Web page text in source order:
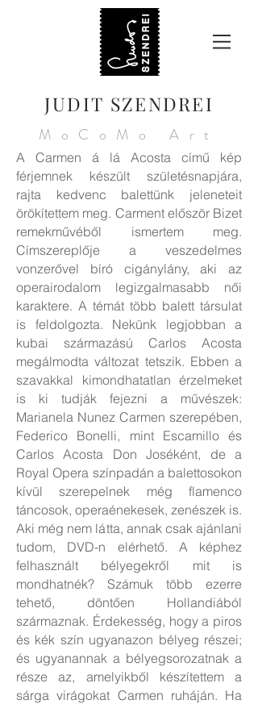
JUDIT SZENDREI
MoCoMo Art
A Carmen á lá Acosta című kép
férjemnek készült születésnapjára,
rajta kedvenc balettünk jeleneteit
örökítettem meg. Carment először Bizet
remekművéből ismertem meg.
Címszereplője a veszedelmes
vonzerővel bíró cigánylány, aki az
operairodalom legizgalmasabb női
karaktere. A témát több balett társulat
is feldolgozta. Nekünk legjobban a
kubai származású Carlos Acosta
megálmodta változat tetszik. Ebben a
szavakkal kimondhatatlan érzelmeket
is ki tudják fejezni a művészek:
Marianela Nunez Carmen szerepében,
Federico Bonelli, mint Escamillo és
Carlos Acosta Don Joséként, de a
Royal Opera színpadán a balettosokon
kívül szerepelnek még flamenco
táncosok, operaénekesek, zenészek is.
Aki még nem látta, annak csak ajánlani
tudom, DVD-n elérhető. A képhez
felhasznált bélyegekről mit is
mondhatnék? Számuk több ezerre
tehető, döntően Hollandiából
származnak. Érdekesség, hogy a piros
és kék szín ugyanazon bélyeg részei;
és ugyanannak a bélyegsorozatnak a
része az, amelyikből készítettem a
sárga virágokat Carmen ruháján. Ha